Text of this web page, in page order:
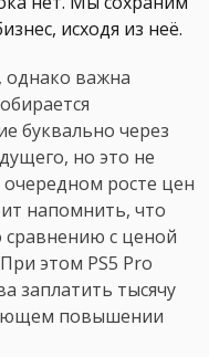
исходя из неё.
важна
буквально через
но это не
очередном росте цен
напомнить, что
сравнению с ценой
этом PS5 Pro
заплатить тысячу
повышении